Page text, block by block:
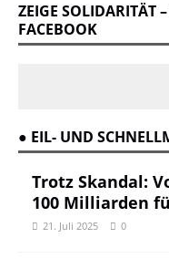
ZEIGE SOLIDARITÄT
FACEBOOK
● EIL- UND
Trotz Skandal:
100 Milliarden
21. Juli 2025 0